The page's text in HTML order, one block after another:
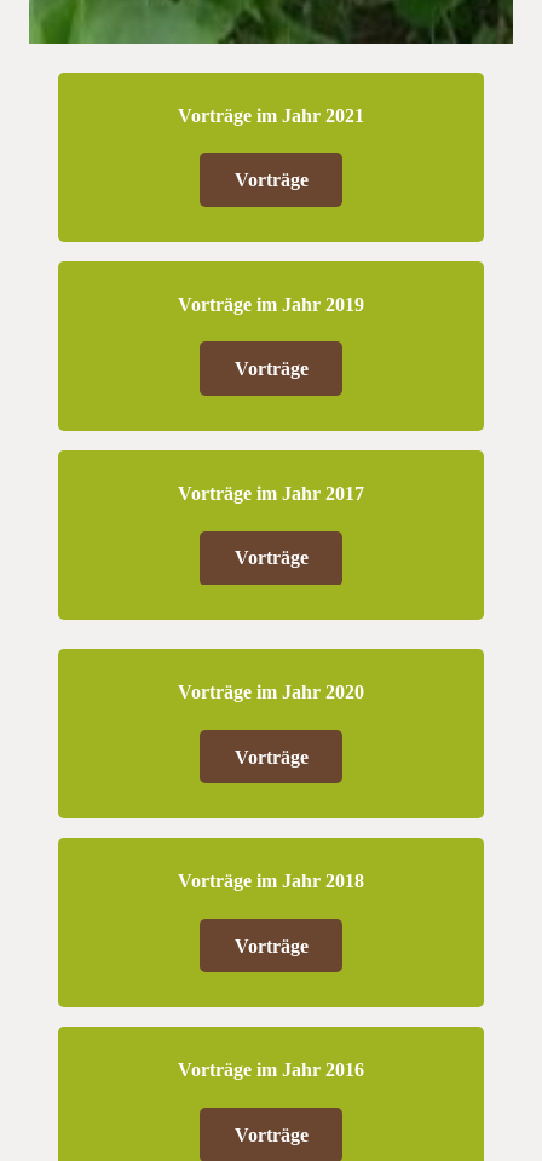
Vorträge im Jahr 2021
Vorträge
Vorträge im Jahr 2019
Vorträge
Vorträge im Jahr 2017
Vorträge
Vorträge im Jahr 2020
Vorträge
Vorträge im Jahr 2018
Vorträge
Vorträge im Jahr 2016
Vorträge